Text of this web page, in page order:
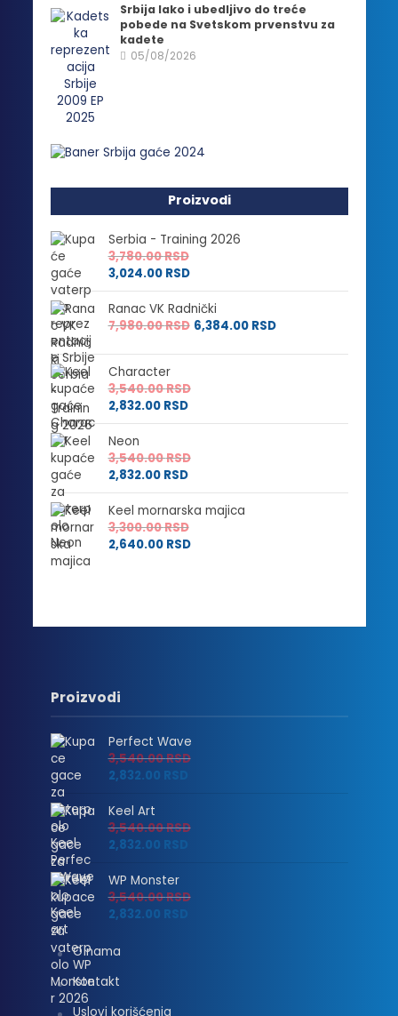
Srbija lako i ubedljivo do treće
pobede na Svetskom prvenstvu za
kadete
05/08/2026
Proizvodi
Serbia - Training 2026
3,780.00RSD
3,024.00 RSD
Ranac VK Radnički
7,980.00RSD 6,384.00 RSD
Character
3,540.00RSD
2,832.00 RSD
Neon
3,540.00RSD
2,832.00 RSD
Keel mornarska majica
3,300.00RSD
2,640.00 RSD
Proizvodi
Perfect Wave
3,540.00RSD
2,832.00 RSD
Keel Art
3,540.00RSD
2,832.00 RSD
WP Monster
3,540.00RSD
2,832.00 RSD
O nama
Kontakt
Uslovi korišćenja